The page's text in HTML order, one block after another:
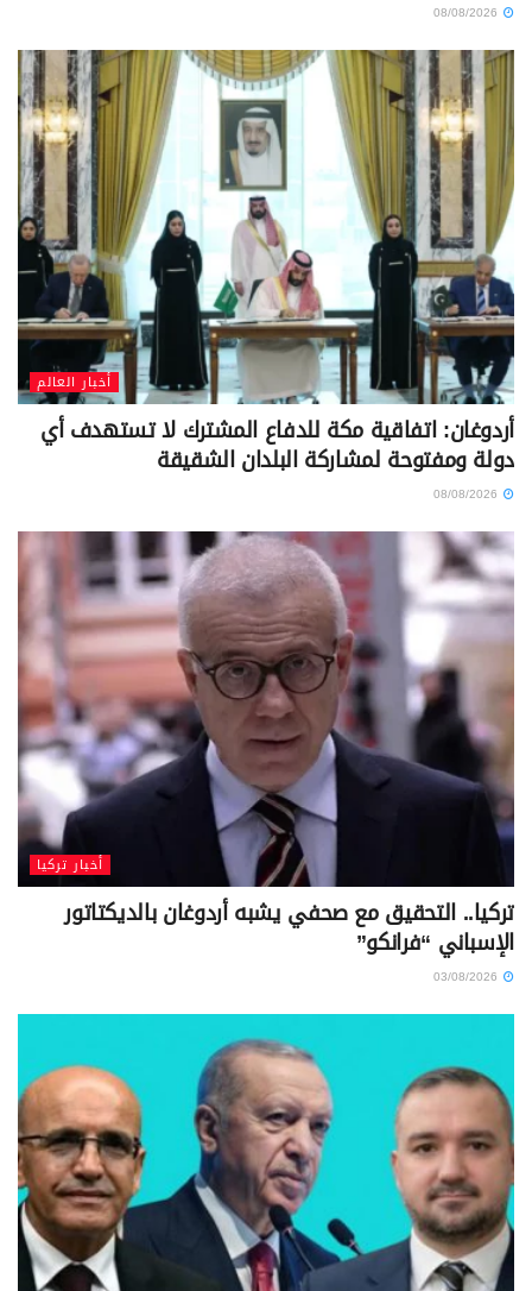
أخبار العالم
أردوغان: اتفاقية مكة للدفاع المشترك لا تستهدف أي
دولة ومفتوحة لمشاركة البلدان الشقيقة
أخبار تركيا
تركيا.. التحقيق مع صحفي يشبه أردوغان بالديكتاتور
الإسباني “فرانكو”